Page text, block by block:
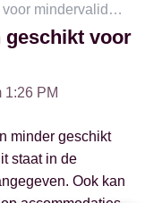
reizigers?
geschikt voor
1:26 PM
minder geschikt
staat in de
Ook kan